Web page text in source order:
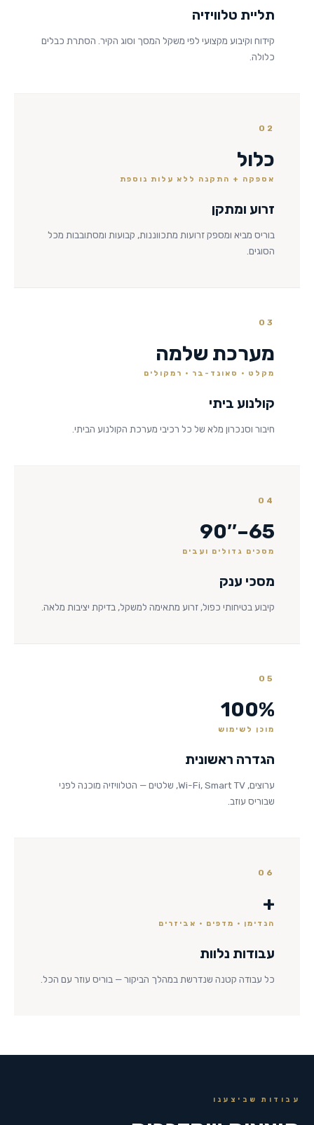
תליית טלוויזיה
קידוח וקיבוע מקצועי לפי משקל המסך וסוג הקיר. הסתרת כבלים
כלולה.
02
כלול
אספקה + התקנה ללא עלות נוספת
זרוע ומתקן
בוריס מביא ומספק זרועות מתכווננות, קבועות ומסתובבות מכל
הסוגים.
03
מערכת שלמה
מקלט · סאונד-בר · רמקולים
קולנוע ביתי
חיבור וסנכרון מלא של כל רכיבי מערכת הקולנוע הביתי.
04
65–90″
מסכים גדולים ועבים
מסכי ענק
קיבוע בטיחותי כפול, זרוע מתאימה למשקל, בדיקת יציבות מלאה.
05
100%
מוכן לשימוש
הגדרה ראשונית
ערוצים, Wi-Fi, Smart TV, שלטים — הטלוויזיה מוכנה לפני
שבוריס עוזב.
06
+
הנדימן · מדפים · אביזרים
עבודות נלוות
כל עבודה קטנה שנדרשת במהלך הביקור — בוריס עוזר עם הכל.
עבודות שביצענו